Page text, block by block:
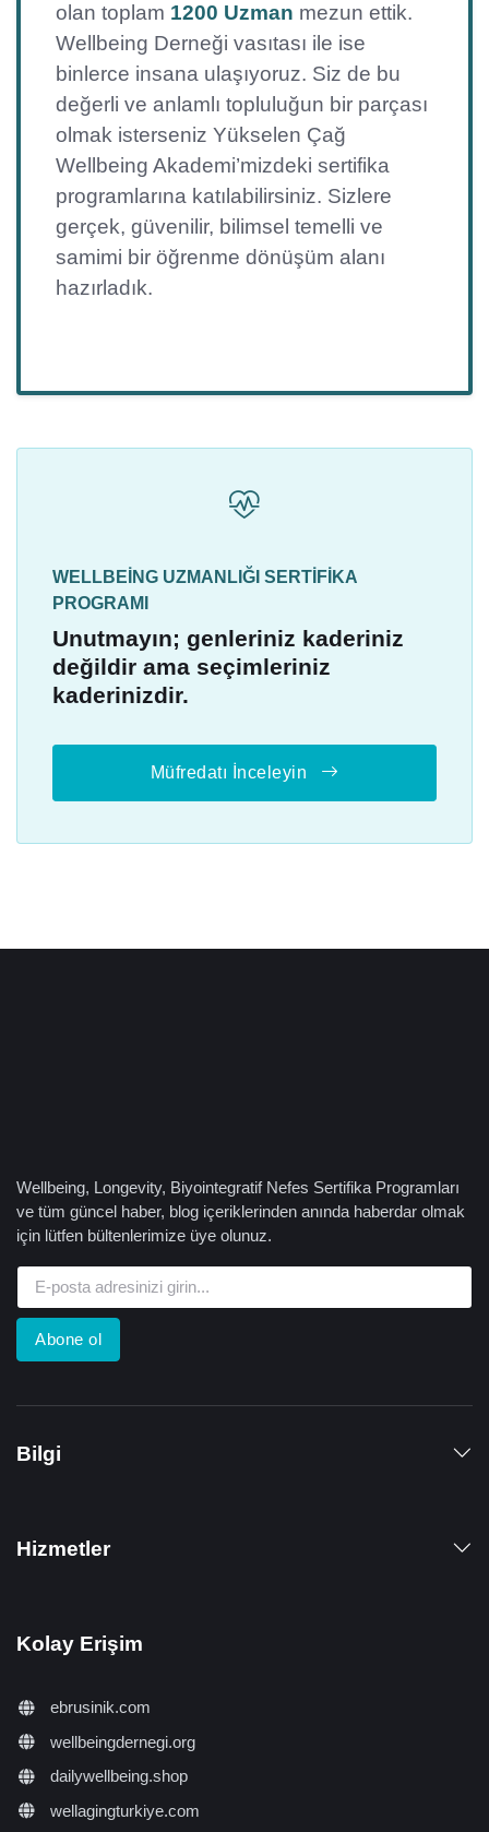
olan toplam 1200 Uzman mezun ettik.
Wellbeing Derneği vasıtası ile ise
binlerce insana ulaşıyoruz. Siz de bu
değerli ve anlamlı topluluğun bir parçası
olmak isterseniz Yükselen Çağ
Wellbeing Akademi’mizdeki sertifika
programlarına katılabilirsiniz. Sizlere
gerçek, güvenilir, bilimsel temelli ve
samimi bir öğrenme dönüşüm alanı
hazırladık.
WELLBEING UZMANLIĞI SERTIFIKA
PROGRAMI
Unutmayın; genleriniz kaderiniz
değildir ama seçimleriniz
kaderinizdir.
Müfredatı İnceleyin
Wellbeing, Longevity, Biyointegratif Nefes Sertifika Programları
ve tüm güncel haber, blog içeriklerinden anında haberdar olmak
için lütfen bültenlerimize üye olunuz.
Abone ol
Bilgi
Hizmetler
Kolay Erişim
ebrusinik.com
wellbeingdernegi.org
dailywellbeing.shop
wellagingturkiye.com